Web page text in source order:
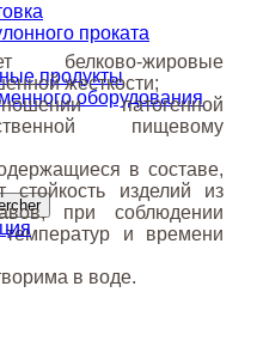
проката
продукты
оборудования
белково-жировые
жесткости;
патогенной
пищевому
в составе,
изделий из
при соблюдении
температур и времени
в воде.